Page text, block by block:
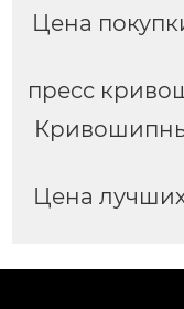
Цена
пресс
Цена